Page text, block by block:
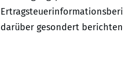
darüber gesondert